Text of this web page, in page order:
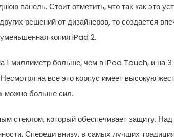
панель. Стоит отметить, что так как это
решений от дизайнеров, то создается
копия iPad 2.
1 миллиметр больше, чем в iPod Touch, и на
на все это корпус имеет высокую
можно больше сил.
стеклом, который обеспечивает защиту.
Спереди внизу, в самых лучших